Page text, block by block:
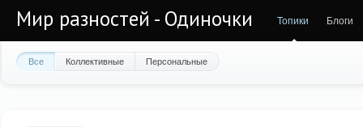
Мир разностей - Одиночки Топики Блоги
Все Коллективные Персональные